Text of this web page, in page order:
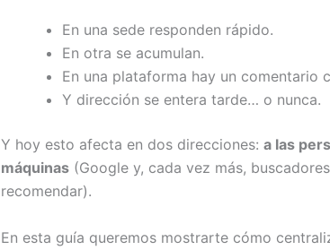
En una sede responden rápido.
En otra se acumulan.
En una plataforma hay un comentario
Y dirección se entera tarde… o nunca.
Y hoy esto afecta en dos direcciones: a las
máquinas (Google y, cada vez más,
recomendar).
En esta guía queremos mostrarte cómo